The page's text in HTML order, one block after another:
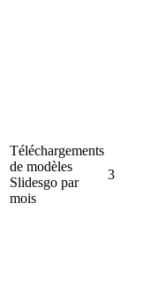
Téléchargements
de modèles
Slidesgo par
mois
3